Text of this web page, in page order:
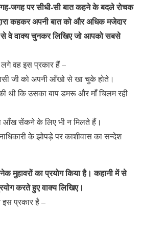
जगह पर सीधी-सी बात कहने के बदले रोचक
कहकर अपनी बात को और अधिक मजेदार
से वे वाक्य चुनकर लिखिए जो आपको सबसे
वह इस प्रकार हैं –
जी को अपनी आँखो से खा चुके होते।
थी कि उसका बाप डमरू और माँ चिलम रही
आँख सेंकने के लिए भी न मिलते हैं।
के झोपड़े पर काशीवास का सन्देश
मुहावरों का प्रयोग किया है। कहानी में से
करते हुए वाक्य लिखिए।
इस प्रकार है –